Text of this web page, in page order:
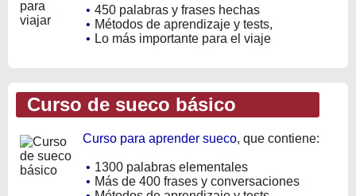
• 450 palabras y frases hechas
• Métodos de aprendizaje y tests,
• Lo más importante para el viaje
Curso de sueco básico
Curso para aprender sueco, que contiene:
• 1300 palabras elementales
• Más de 400 frases y conversaciones